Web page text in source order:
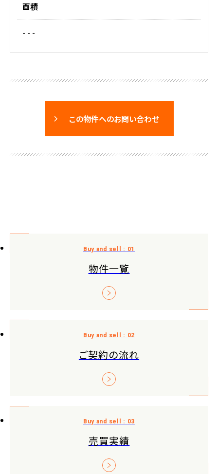
面積
- - -
この物件へのお問い合わせ
物件一覧
ご契約の流れ
売買実績